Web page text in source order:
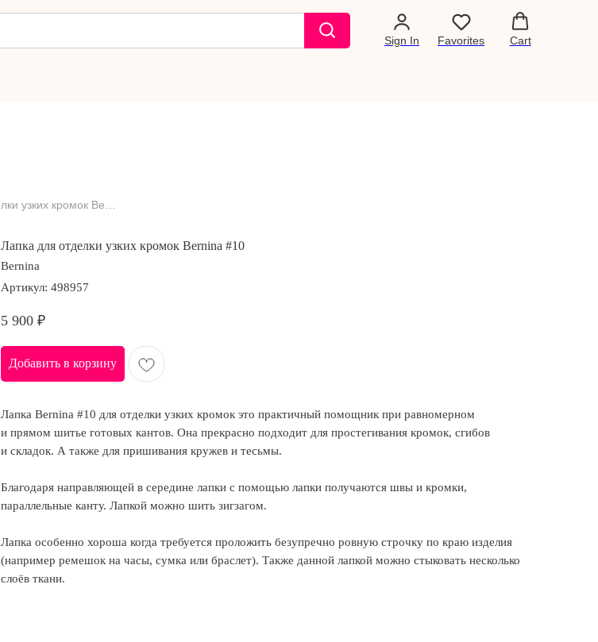
Sign In Favorites Cart
Лапка для отделки узких кромок Bernina #10
Bernina
Артикул: 498957
5 900 ₽
Добавить в корзину
Лапка Bernina #10 для отделки узких кромок это практичный помощник при равномерном
и прямом шитье готовых кантов. Она прекрасно подходит для простегивания кромок, сгибов
и складок. А также для пришивания кружев и тесьмы.
Благодаря направляющей в середине лапки с помощью лапки получаются швы и кромки,
параллельные канту. Лапкой можно шить зигзагом.
Лапка особенно хороша когда требуется проложить безупречно ровную строчку по краю изделия
(например ремешок на часы, сумка или браслет). Также данной лапкой можно стыковать несколько
слоёв ткани.